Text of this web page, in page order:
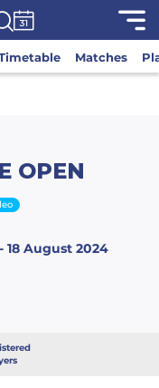
Matches
OPEN
18 August 2024